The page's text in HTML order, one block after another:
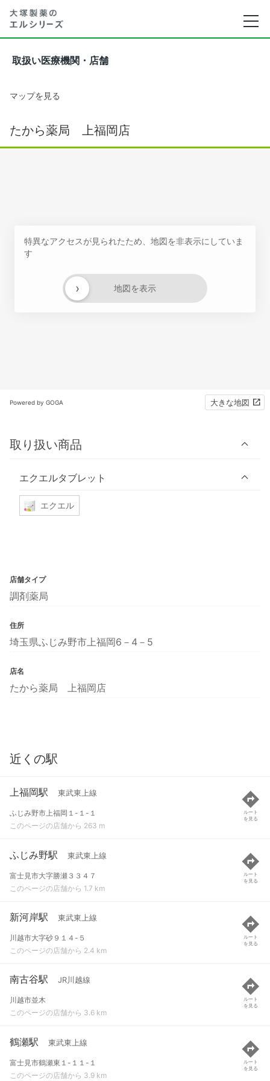
取扱い医療機関・店舗
マップを見る
たから薬局 上福岡店
特異なアクセスが見られたため、地図を非表示にしていま
す
地図を表示
›
Powered by GOGA 大きな地図
取り扱い商品
エクエルタブレット
エクエル
店舗タイプ
調剤薬局
住所
埼玉県ふじみ野市上福岡6－4－5
店名
たから薬局 上福岡店
近くの駅
上福岡駅 東武東上線
ふじみ野市上福岡１-１-１
このページの店舗から 263 m
ルート
を見る
ふじみ野駅 東武東上線
富士見市大字勝瀬３３４７
このページの店舗から 1.7 km
ルート
を見る
新河岸駅 東武東上線
川越市大字砂９１４-５
このページの店舗から 2.4 km
ルート
を見る
南古谷駅 JR川越線
川越市並木
このページの店舗から 3.6 km
ルート
を見る
鶴瀬駅 東武東上線
富士見市鶴瀬東１-１１-１
このページの店舗から 3.9 km
ルート
を見る